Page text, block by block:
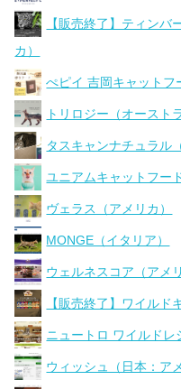
【販売終了】ティンバ
カ）
ぺピイ 吉岡キャットフ
トリロジー（オースト
タスキャンナチュラル
ユニアムキャットフー
ヴェラス（アメリカ）
MONGE（イタリア）
ウェルネスコア（アメ
【販売終了】ワイルド
ニュートロ ワイルドレ
ウィッシュ（日本：ア